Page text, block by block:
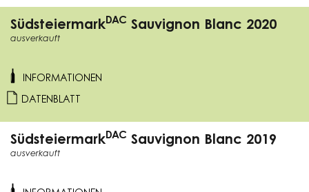
SüdsteiermarkDAC Sauvignon Blanc 2020
ausverkauft
INFORMATIONEN
DATENBLATT
SüdsteiermarkDAC Sauvignon Blanc 2019
ausverkauft